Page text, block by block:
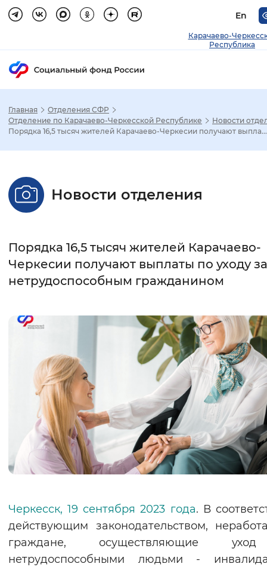
En
Карачаево-
Республика
Настройка режима отображения
Стандартный Увеличенный
Интервал между буквами
Нормальный Увеличенный
Цвет сайта
Монохромный Инверсивный
Синий фон
Изображения
Включены Выключены
Воспроизвести Остановить
Вернуть стандартные настройки
Главная
Отделения СФР
Отделение по Карачаево-Черкесской Республике
Новости
Порядка 16,5 тысяч жителей Карачаево-Черкесии получают выпла...
Новости отделения
Порядка 16,5 тысяч жителей Карачаево-
Черкесии получают выплаты по уходу за
нетрудоспособным гражданином
Черкесск, 19 сентября 2023 года. В
действующим законодательством,
граждане, осуществляющие
нетрудоспособными людьми -